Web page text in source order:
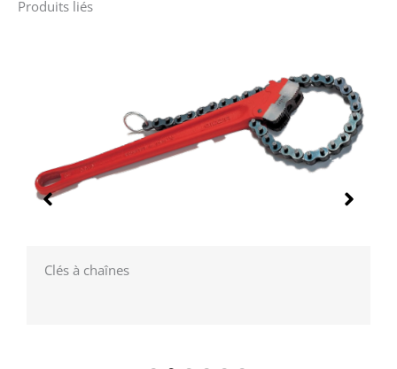
Produits liés
à chaînes